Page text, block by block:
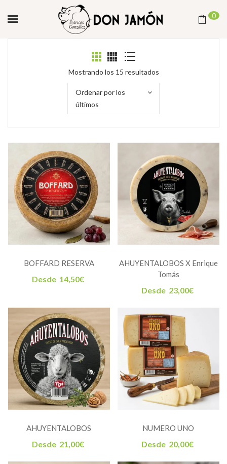
0
Mostrando los 15 resultadosOrdenado
por
Ordenar por los
últimos
BOFFARD RESERVA
Desde 14,50€
AHUYENTALOBOS X Enrique
Tomás
Desde 23,00€
AHUYENTALOBOS
Desde 21,00€
NUMERO UNO
Desde 20,00€